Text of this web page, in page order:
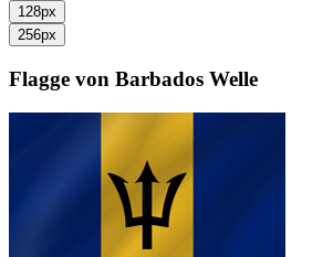
128px
256px
Flagge von Barbados Welle